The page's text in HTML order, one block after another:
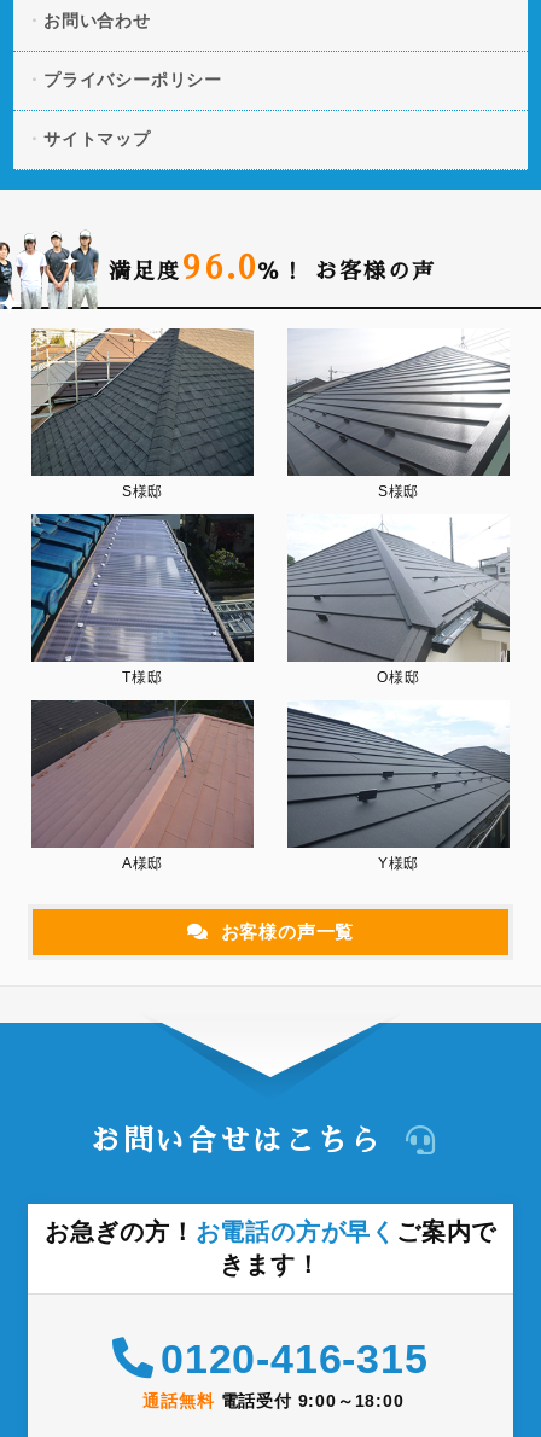
お問い合わせ
プライバシーポリシー
サイトマップ
満足度 96.0％！ お客様の声
S様邸 S様邸
T様邸 O様邸
A様邸 Y様邸
お客様の声一覧
お問い合せはこちら
お急ぎの方！ お電話の方が早く ご案内で
きます！
0120-416-315
通話無料 電話受付 9:00～18:00